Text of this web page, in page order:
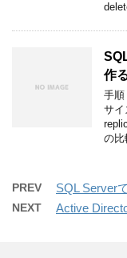
作
手順
サイ
の
PREV SQL Server
NEXT Active